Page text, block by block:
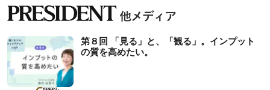
第８回 「見る」と、「観る」。インプット
の質を高めたい。